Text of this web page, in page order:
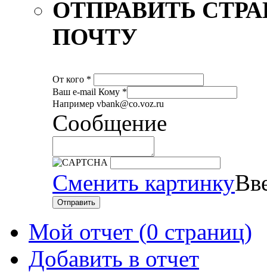
ОТПРАВИТЬ
ПОЧТУ
От кого *
Ваш е-mail Кому *
Например vbank@co.voz.ru
Сообщение
Сменить картинку
Отправить
Мой отчет (0 страниц)
Добавить в отчет